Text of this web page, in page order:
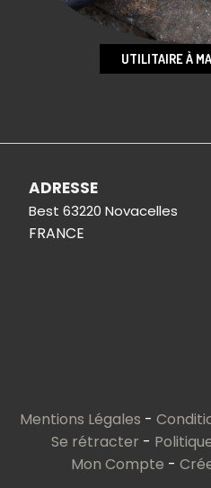
UTILITAIRE À
ADRESSE
Best 63220 Novacelles
FRANCE
Mentions Légales
Se rétracter
Mon Compte